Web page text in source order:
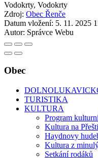
Vodokrty, Vodokrty
Zdroj: Obec Řenče
Datum vložení: 5. 11. 2025
Autor: Správce Webu
Obec
TURISTIKA
KULTURA
Program
Kultura na
Haydnovy
Kultura z
Setkání rodáků